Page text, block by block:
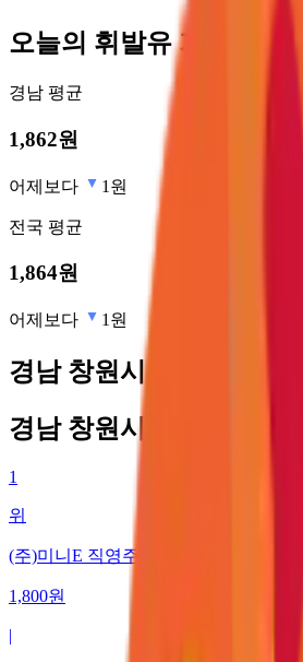
오늘의 휘발유가격
경남 평균
1,862원
어제보다 1원
전국 평균
1,864원
어제보다 1원
경남 창원시 최저가 주유소
경남 창원시 최저가 주유소
1
위
(주)미니E 직영주유소
1,800원
|